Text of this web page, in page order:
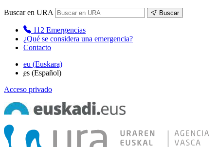
Buscar en URA Buscar
112 Emergencias
¿Qué se considera una emergencia?
Contacto
eu (Euskara)
es (Español)
Acceso privado